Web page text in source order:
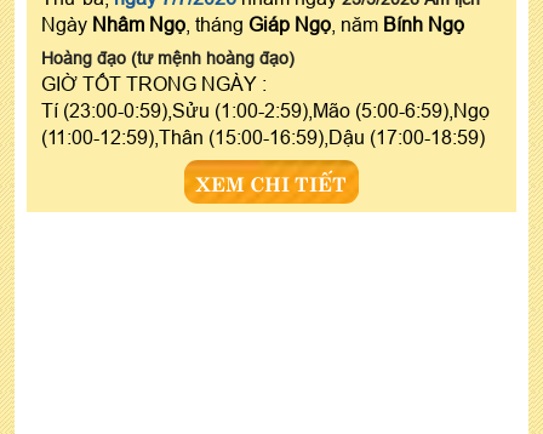
Ngày Nhâm Ngọ , tháng Giáp Ngọ , năm Bính Ngọ
Hoàng đạo (tư mệnh hoàng đạo)
GIỜ TỐT TRONG NGÀY :
Tí (23:00-0:59),Sửu (1:00-2:59),Mão (5:00-6:59),Ngọ
(11:00-12:59),Thân (15:00-16:59),Dậu (17:00-18:59)
XEM CHI TIẾT